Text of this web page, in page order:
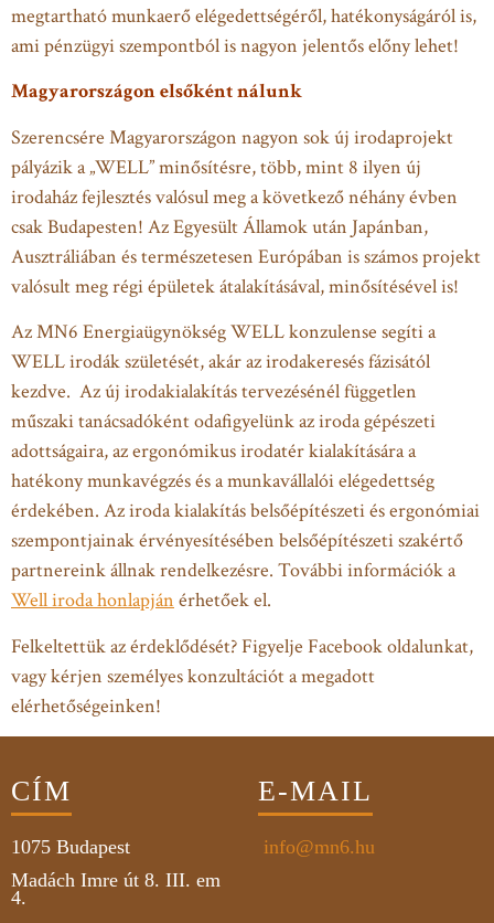
megtartható munkaerő elégedettségéről, hatékonyságáról is,
ami pénzügyi szempontból is nagyon jelentős előny lehet!
Magyarországon elsőként nálunk
Szerencsére Magyarországon nagyon sok új irodaprojekt
pályázik a „WELL” minősítésre, több, mint 8 ilyen új
irodaház fejlesztés valósul meg a következő néhány évben
csak Budapesten! Az Egyesült Államok után Japánban,
Ausztráliában és természetesen Európában is számos projekt
valósult meg régi épületek átalakításával, minősítésével is!
Az MN6 Energiaügynökség WELL konzulense segíti a
WELL irodák születését, akár az irodakeresés fázisától
kezdve. Az új irodakialakítás tervezésénél független
műszaki tanácsadóként odafigyelünk az iroda gépészeti
adottságaira, az ergonómikus irodatér kialakítására a
hatékony munkavégzés és a munkavállalói elégedettség
érdekében. Az iroda kialakítás belsőépítészeti és ergonómiai
szempontjainak érvényesítésében belsőépítészeti szakértő
partnereink állnak rendelkezésre. További információk a
Well iroda honlapján érhetőek el.
Felkeltettük az érdeklődését? Figyelje Facebook oldalunkat,
vagy kérjen személyes konzultációt a megadott
elérhetőségeinken!
CÍM
1075 Budapest
Madách Imre út 8. III. em
4.
E-MAIL
info@mn6.hu